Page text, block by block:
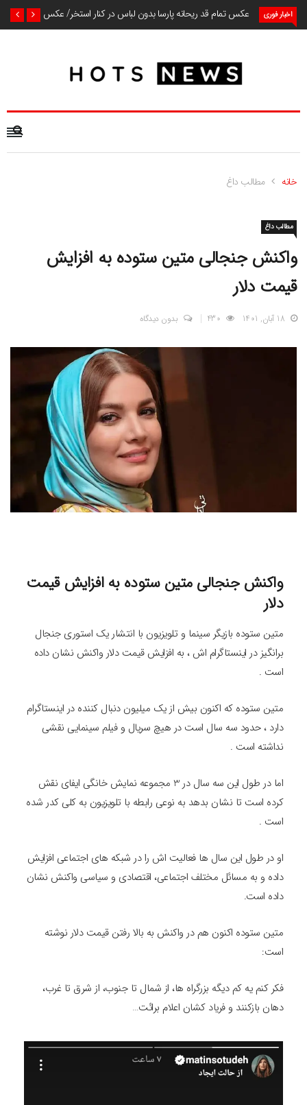
اخبار فوری عکس تمام قد ریحانه پارسا بدون لباس در کنار استخر/ عکس
خانه مطالب داغ
مطالب داغ
واکنش جنجالی متین ستوده به افزایش
قیمت دلار
18 آبان, 1401 بدون دیدگاه
واکنش جنجالی متین ستوده به افزایش قیمت
دلار
متین ستوده بازیگر سینما و تلویزیون با انتشار یک استوری جنجال
برانگیز در اینستاگرام اش ، به افزایش قیمت دلار واکنش نشان داده
است .
متین ستوده که اکنون بیش از یک میلیون دنبال کننده در اینستاگرام
دارد ، حدود سه سال است در هیچ سریال و فیلم سینمایی نقشی
نداشته است .
اما در طول این سه سال در 3 مجموعه نمایش خانگی ایفای نقش
کرده است تا نشان بدهد به نوعی رابطه با تلویزیون به کلی کدر شده
است .
او در طول این سال ها فعالیت اش را در شبکه های اجتماعی افزایش
داده و به مسائل مختلف اجتماعی، اقتصادی و سیاسی واکنش نشان
داده است.
متین ستوده اکنون هم در واکنش به بالا رفتن قیمت دلار نوشته
است:
فکر کنم یه کم دیگه بزرگراه ها، از شمال تا جنوب، از شرق تا غرب،
دهان بازکنند و فریاد کشان اعلام برائت…